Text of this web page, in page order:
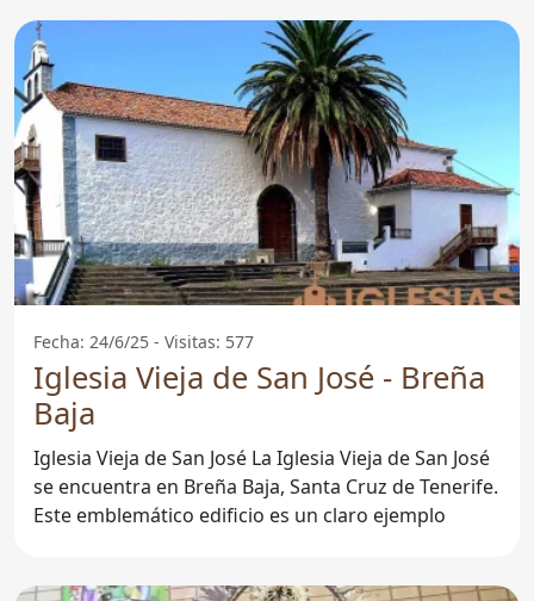
Fecha: 24/6/25 - Visitas: 577
Iglesia Vieja de San José - Breña
Baja
Iglesia Vieja de San José La Iglesia Vieja de San José
se encuentra en Breña Baja, Santa Cruz de Tenerife.
Este emblemático edificio es un claro ejemplo